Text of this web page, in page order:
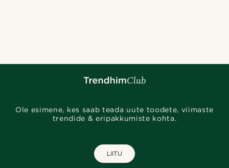
Ole esimene, kes saab teada uute toodete, viimaste
trendide & eripakkumiste kohta.
LIITU